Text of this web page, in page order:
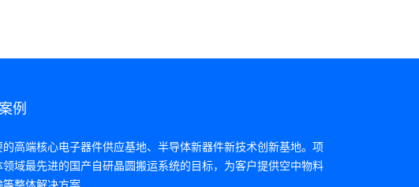
例
高端核心电子器件供应基地、半导体新器件新技术创新基地。项
域最先进的国产自研晶圆搬运系统的目标，为客户提供空中物料